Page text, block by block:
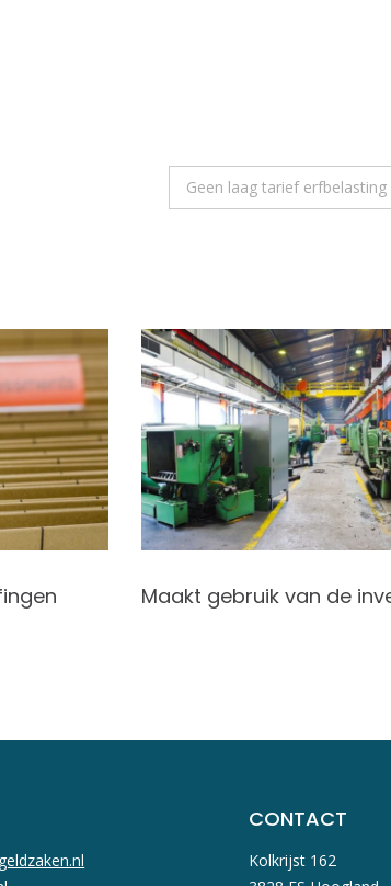
Geen laag tarief
Maakt gebruik van de
CONTACT
Kolkrijst 162